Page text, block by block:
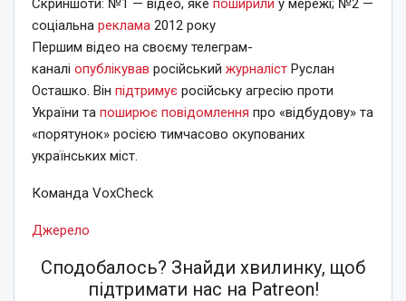
Скриншоти: №1 — відео, яке поширили у мережі; №2 —
соціальна реклама 2012 року
Першим відео на своєму телеграм-
каналі опублікував російський журналіст Руслан
Осташко. Він підтримує російську агресію проти
України та поширює повідомлення про «відбудову» та
«порятунок» росією тимчасово окупованих
українських міст.
Команда VoxCheck
Джерело
Сподобалось? Знайди хвилинку, щоб
підтримати нас на Patreon!